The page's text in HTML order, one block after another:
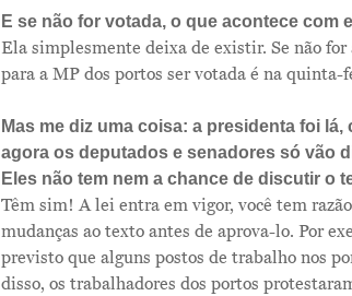
E se não for votada, o que acontece com
Ela simplesmente deixa de existir. Se não
para a MP dos portos ser votada é na quinta-
Mas me diz uma coisa: a presidenta foi
agora os deputados e senadores só vão
Eles não tem nem a chance de discutir o
Têm sim! A lei entra em vigor, você tem
mudanças ao texto antes de aprova-lo. Por
previsto que alguns postos de trabalho nos
disso, os trabalhadores dos portos